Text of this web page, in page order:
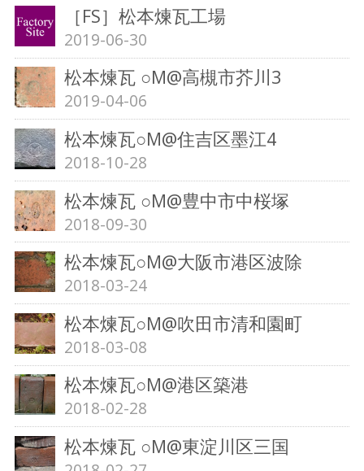
［FS］松本煉瓦工場
2019-06-30
松本煉瓦 ○M@高槻市芥川3
2019-04-06
松本煉瓦○M@住吉区墨江4
2018-10-28
松本煉瓦 ○M@豊中市中桜塚
2018-09-30
松本煉瓦○M@大阪市港区波除
2018-03-24
松本煉瓦○M@吹田市清和園町
2018-03-08
松本煉瓦○M@港区築港
2018-02-28
松本煉瓦 ○M@東淀川区三国